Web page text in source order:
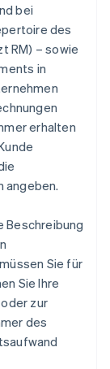
bei
des
RM) – sowie
in
erhalten
angeben.
Beschreibung
Sie für
Sie Ihre
zur
des